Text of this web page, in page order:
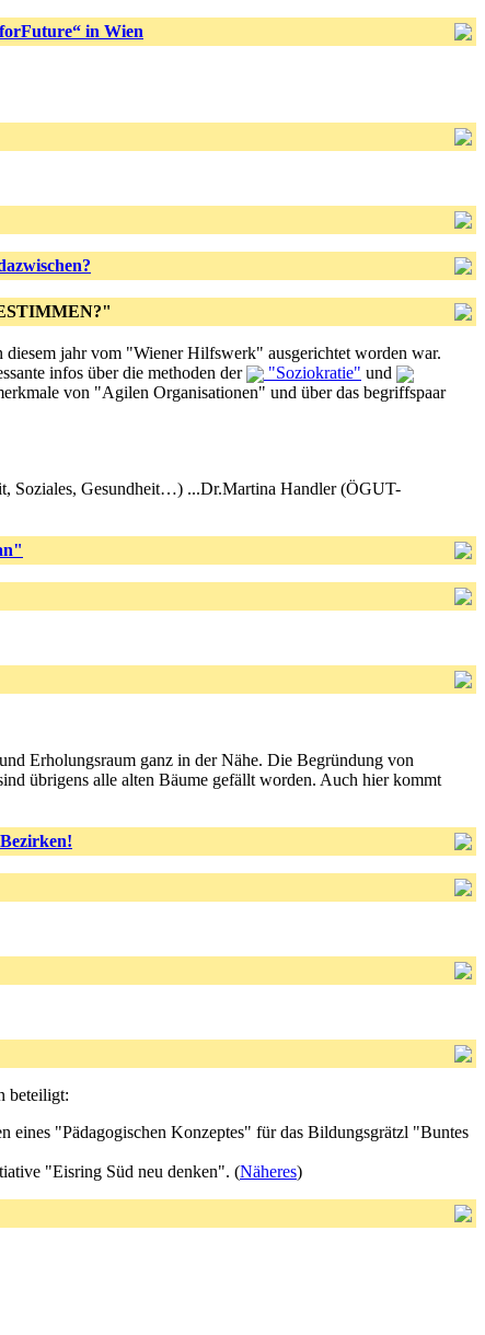
in Wien
diesem jahr vom "Wiener Hilfswerk" ausgerichtet worden war.
infos über die methoden der
"Soziokratie" und
von "Agilen Organisationen" und über das begriffspaar
Soziales, Gesundheit…) ...Dr.Martina Handler (ÖGUT-
Erholungsraum ganz in der Nähe. Die Begründung von
übrigens alle alten Bäume gefällt worden. Auch hier kommt
beteiligt:
eines "Pädagogischen Konzeptes" für das Bildungsgrätzl "Buntes
"Eisring Süd neu denken". (Näheres)